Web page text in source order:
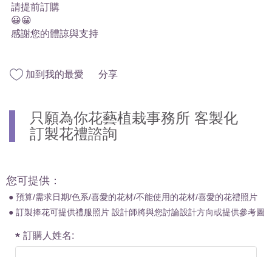
請提前訂購
😀😀
感謝您的體諒與支持
加到我的最愛 分享
只願為你花藝植栽事務所 客製化
訂製花禮諮詢
您可提供：
● 預算/需求日期/色系/喜愛的花材/不能使用的花材/喜愛的花禮照片
● 訂製捧花可提供禮服照片 設計師將與您討論設計方向或提供參考圖
訂購人姓名: